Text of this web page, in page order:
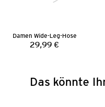
Damen Wide-Leg-Hose
Preis:
29,99 €
Das könnte